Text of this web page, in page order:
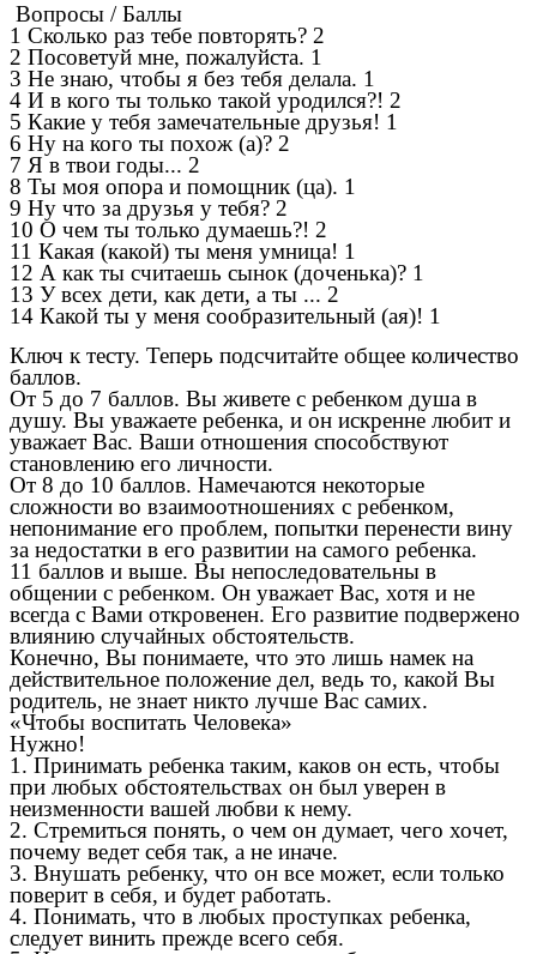
Вопросы / Баллы
1 Сколько раз тебе повторять? 2
2 Посоветуй мне, пожалуйста. 1
3 Не знаю, чтобы я без тебя делала. 1
4 И в кого ты только такой уродился?! 2
5 Какие у тебя замечательные друзья! 1
6 Ну на кого ты похож (а)? 2
7 Я в твои годы... 2
8 Ты моя опора и помощник (ца). 1
9 Ну что за друзья у тебя? 2
10 О чем ты только думаешь?! 2
11 Какая (какой) ты меня умница! 1
12 А как ты считаешь сынок (доченька)? 1
13 У всех дети, как дети, а ты ... 2
14 Какой ты у меня сообразительный (ая)! 1
Ключ к тесту. Теперь подсчитайте общее количество
баллов.
От 5 до 7 баллов. Вы живете с ребенком душа в
душу. Вы уважаете ребенка, и он искренне любит и
уважает Вас. Ваши отношения способствуют
становлению его личности.
От 8 до 10 баллов. Намечаются некоторые
сложности во взаимоотношениях с ребенком,
непонимание его проблем, попытки перенести вину
за недостатки в его развитии на самого ребенка.
11 баллов и выше. Вы непоследовательны в
общении с ребенком. Он уважает Вас, хотя и не
всегда с Вами откровенен. Его развитие подвержено
влиянию случайных обстоятельств.
Конечно, Вы понимаете, что это лишь намек на
действительное положение дел, ведь то, какой Вы
родитель, не знает никто лучше Вас самих.
«Чтобы воспитать Человека»
Нужно!
1. Принимать ребенка таким, каков он есть, чтобы
при любых обстоятельствах он был уверен в
неизменности вашей любви к нему.
2. Стремиться понять, о чем он думает, чего хочет,
почему ведет себя так, а не иначе.
3. Внушать ребенку, что он все может, если только
поверит в себя, и будет работать.
4. Понимать, что в любых проступках ребенка,
следует винить прежде всего себя.